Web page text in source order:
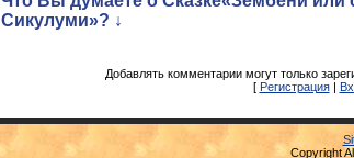
Сикулуми»? ↓
Добавлять комментарии могут только
[ Регистрация|
Copyright